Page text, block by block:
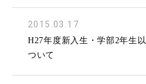
2015.03.17
H27年度新入生・学部2年生
ついて